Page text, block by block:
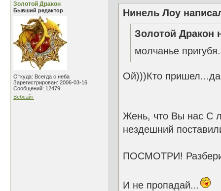
Золотой Дракон
Бывший редактор
Откуда: Всегда с неба
Зарегистрирован: 2006-03-16
Сообщений: 12479
Вебсайт
Нинель Лоу
Золотой Дракон
молчанье
Ой)))Кто
Жень, что Вы нас С
нездешний
ПОСМОТРИ!
И не пропадай...